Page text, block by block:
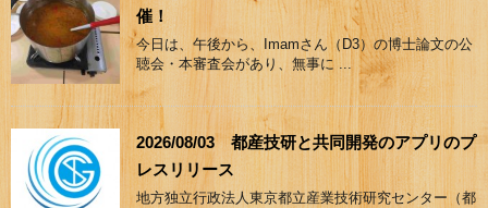
催！
今日は、午後から、Imamさん（D3）の博士論文の公
聴会・本審査会があり、無事に ...
2026/08/03 都産技研と共同開発のアプリのプ
レスリリース
地方独立行政法人東京都立産業技術研究センター（都